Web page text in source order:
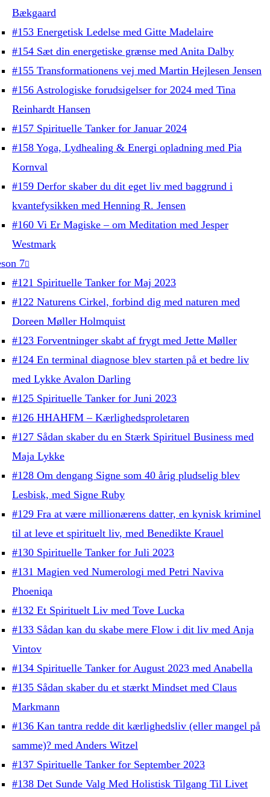
Bækgaard
#153 Energetisk Ledelse med Gitte Madelaire
#154 Sæt din energetiske grænse med Anita Dalby
#155 Transformationens vej med Martin Hejlesen Jensen
#156 Astrologiske forudsigelser for 2024 med Tina
Reinhardt Hansen
#157 Spirituelle Tanker for Januar 2024
#158 Yoga, Lydhealing & Energi opladning med Pia
Kornval
#159 Derfor skaber du dit eget liv med baggrund i
kvantefysikken med Henning R. Jensen
#160 Vi Er Magiske – om Meditation med Jesper
Westmark
7
#121 Spirituelle Tanker for Maj 2023
#122 Naturens Cirkel, forbind dig med naturen med
Doreen Møller Holmquist
#123 Forventninger skabt af frygt med Jette Møller
#124 En terminal diagnose blev starten på et bedre liv
med Lykke Avalon Darling
#125 Spirituelle Tanker for Juni 2023
#126 HHAHFM – Kærlighedsproletaren
#127 Sådan skaber du en Stærk Spirituel Business med
Maja Lykke
#128 Om dengang Signe som 40 årig pludselig blev
Lesbisk, med Signe Ruby
#129 Fra at være millionærens datter, en kynisk kriminel
til at leve et spirituelt liv, med Benedikte Krauel
#130 Spirituelle Tanker for Juli 2023
#131 Magien ved Numerologi med Petri Naviva
Phoeniqa
#132 Et Spirituelt Liv med Tove Lucka
#133 Sådan kan du skabe mere Flow i dit liv med Anja
Vintov
#134 Spirituelle Tanker for August 2023 med Anabella
#135 Sådan skaber du et stærkt Mindset med Claus
Markmann
#136 Kan tantra redde dit kærlighedsliv (eller mangel på
samme)? med Anders Witzel
#137 Spirituelle Tanker for September 2023
#138 Det Sunde Valg Med Holistisk Tilgang Til Livet